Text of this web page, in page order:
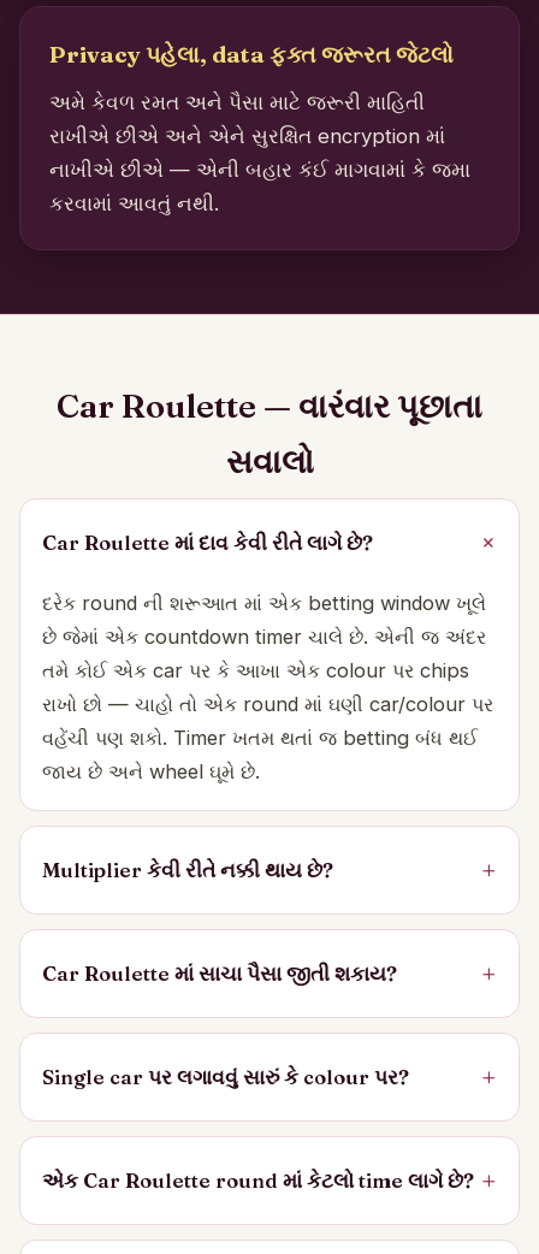
Privacy પહેલા, data ફક્ત જરૂરત જેટલો
અમે કેવળ રમત અને પૈસા માટે જરૂરી માહિતી
રાખીએ છીએ અને એને સુરક્ષિત encryption માં
નાખીએ છીએ — એની બહાર કંઈ માગવામાં કે જમા
કરવામાં આવતું નથી.
Car Roulette — વારંવાર પૂછાતા
સવાલો
Car Roulette માં દાવ કેવી રીતે લાગે છે?
દરેક round ની શરૂઆત માં એક betting window ખૂલે
છે જેમાં એક countdown timer ચાલે છે. એની જ અંદર
તમે કોઈ એક car પર કે આખા એક colour પર chips
રાખો છો — ચાહો તો એક round માં ઘણી car/colour પર
વહેંચી પણ શકો. Timer ખતમ થતાં જ betting બંધ થઈ
જાય છે અને wheel ઘૂમે છે.
Multiplier કેવી રીતે નક્કી થાય છે?
Car Roulette માં સાચા પૈસા જીતી શકાય?
Single car પર લગાવવું સારું કે colour પર?
એક Car Roulette round માં કેટલો time લાગે છે?